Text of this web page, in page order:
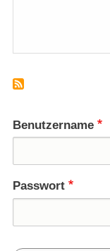
Benutzername
Passwort